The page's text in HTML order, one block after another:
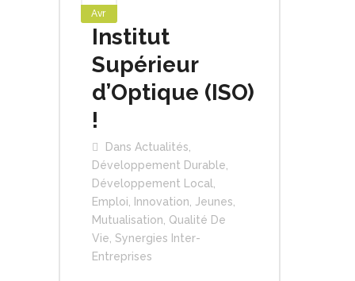
Avr
Institut
Supérieur
d’Optique (ISO)
!
Dans Actualités
Développement Durable
Développement Local
Emploi Innovation Jeunes
Mutualisation Qualité De
Vie Synergies Inter-
Entreprises